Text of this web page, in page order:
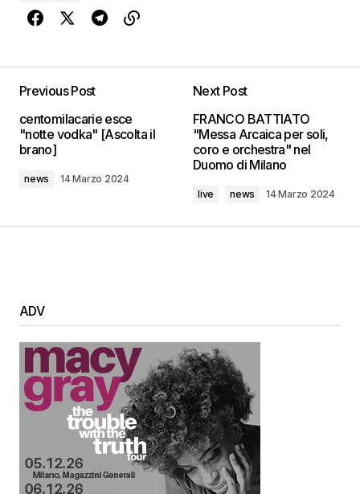
Previous Post
centomilacarie esce
"notte vodka" [Ascolta il
brano]
news 14 Marzo 2024
Next Post
FRANCO BATTIATO
"Messa Arcaica per soli,
coro e orchestra" nel
Duomo di Milano
live news 14 Marzo 2024
ADV